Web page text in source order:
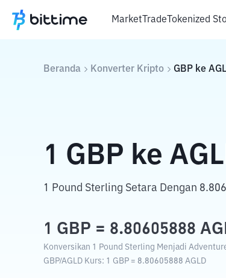
MarketTradeTokenized
Beranda Konverter Kripto GBP ke
1 GBP ke
1 Pound Sterling Setara Dengan
1 GBP = 8.80605888
Konversikan 1 Pound Sterling Menjadi
GBP/AGLD Kurs: 1 GBP = 8.80605888 AGLD